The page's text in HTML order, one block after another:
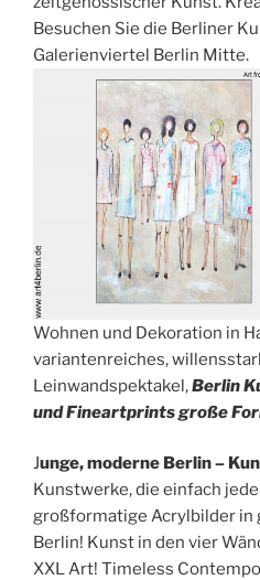
Besuchen Sie die Berliner
Galerienviertel Berlin Mitte.
Wohnen und Dekoration in
variantenreiches,
Leinwandspektakel,Berlin
und Fineartprints große
Junge, moderne Berlin –
Kunstwerke, die einfach
großformatige Acrylbilder in
Berlin! Kunst in den vier
XXL Art! Timeless